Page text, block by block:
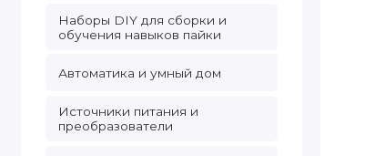
Наборы DIY для сборки и
обучения навыков пайки
Автоматика и умный дом
Источники питания и
преобразователи